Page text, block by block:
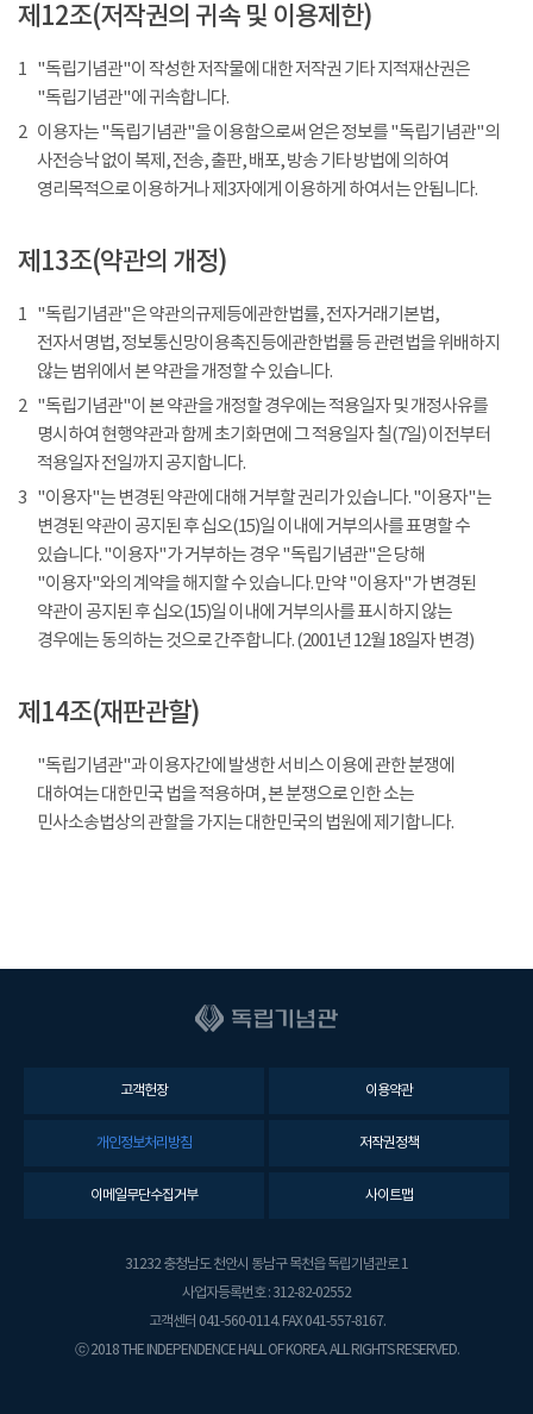
제12조(저작권의 귀속 및 이용제한)
1 "독립기념관"이 작성한 저작물에 대한 저작권 기타 지적재산권은
"독립기념관"에 귀속합니다.
2 이용자는 "독립기념관"을 이용함으로써 얻은 정보를 "독립기념관"의
사전승낙 없이 복제, 전송, 출판, 배포, 방송 기타 방법에 의하여
영리목적으로 이용하거나 제3자에게 이용하게 하여서는 안됩니다.
제13조(약관의 개정)
1 "독립기념관"은 약관의규제등에관한법률, 전자거래기본법,
전자서명법, 정보통신망이용촉진등에관한법률 등 관련법을 위배하지
않는 범위에서 본 약관을 개정할 수 있습니다.
2 "독립기념관"이 본 약관을 개정할 경우에는 적용일자 및 개정사유를
명시하여 현행약관과 함께 초기화면에 그 적용일자 칠(7일) 이전부터
적용일자 전일까지 공지합니다.
3 "이용자"는 변경된 약관에 대해 거부할 권리가 있습니다. "이용자"는
변경된 약관이 공지된 후 십오(15)일 이내에 거부의사를 표명할 수
있습니다. "이용자"가 거부하는 경우 "독립기념관"은 당해
"이용자"와의 계약을 해지할 수 있습니다. 만약 "이용자"가 변경된
약관이 공지된 후 십오(15)일 이내에 거부의사를 표시하지 않는
경우에는 동의하는 것으로 간주합니다. (2001년 12월 18일자 변경)
제14조(재판관할)
"독립기념관"과 이용자간에 발생한 서비스 이용에 관한 분쟁에
대하여는 대한민국 법을 적용하며, 본 분쟁으로 인한 소는
민사소송법상의 관할을 가지는 대한민국의 법원에 제기합니다.
고객헌장 이용약관
개인정보처리방침 저작권정책
이메일무단수집거부 사이트맵
31232 충청남도 천안시 동남구 목천읍 독립기념관로 1
사업자등록번호 : 312-82-02552
고객센터 041-560-0114. FAX 041-557-8167.
ⓒ 2018 THE INDEPENDENCE HALL OF KOREA. ALL RIGHTS RESERVED.